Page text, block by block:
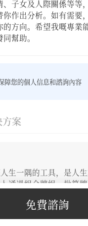
、子女及人際關係等等
你作出分析。如有需要
的方向。希望我嘅專業
幫助。
障您的個人信息和諮詢內容
案
生一隅的工具，是人
通過組合牌組，批算
非常好的提示路標，為你
遇到的難題。適合近
免費諮詢